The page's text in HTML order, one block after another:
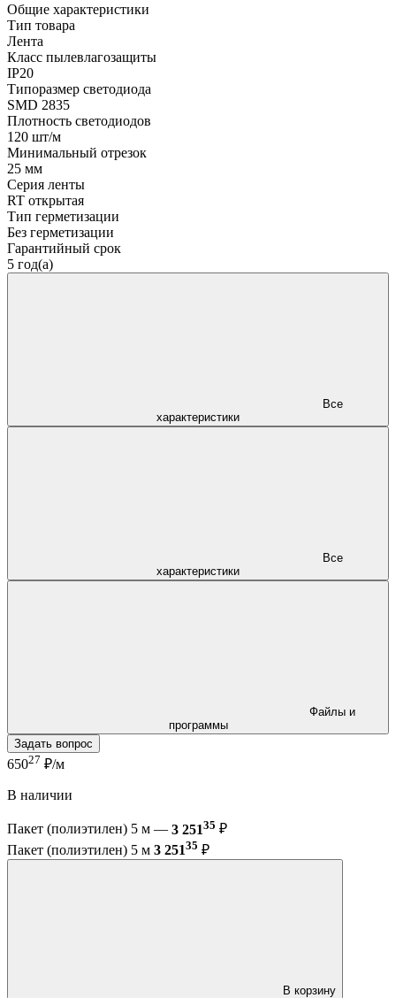
Общие характеристики
Тип товара
Лента
Класс пылевлагозащиты
IP20
Типоразмер светодиода
SMD 2835
Плотность светодиодов
120 шт/м
Минимальный отрезок
25 мм
Серия ленты
RT открытая
Тип герметизации
Без герметизации
Гарантийный срок
5 год(а)
характеристики
характеристики
программы
Задать вопрос
65027 ₽/м
В наличии
Пакет (полиэтилен) 5 м — 3 25135 ₽
Пакет (полиэтилен) 5 м 3 25135 ₽
В корзину